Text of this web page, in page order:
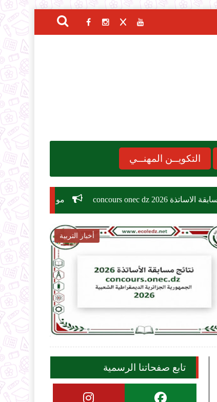
التكويــن المهنــي
موعد الدخول المدرسي 2026-2027
أخبار التربية

تابع صفحاتنا الرسمية